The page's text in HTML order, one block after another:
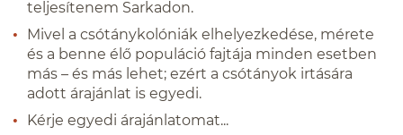
teljesítenem Sarkadon.
Mivel a csótánykolóniák elhelyezkedése, mérete
és a benne élő populáció fajtája minden esetben
más – és más lehet; ezért a csótányok irtására
adott árajánlat is egyedi.
Kérje egyedi árajánlatomat...